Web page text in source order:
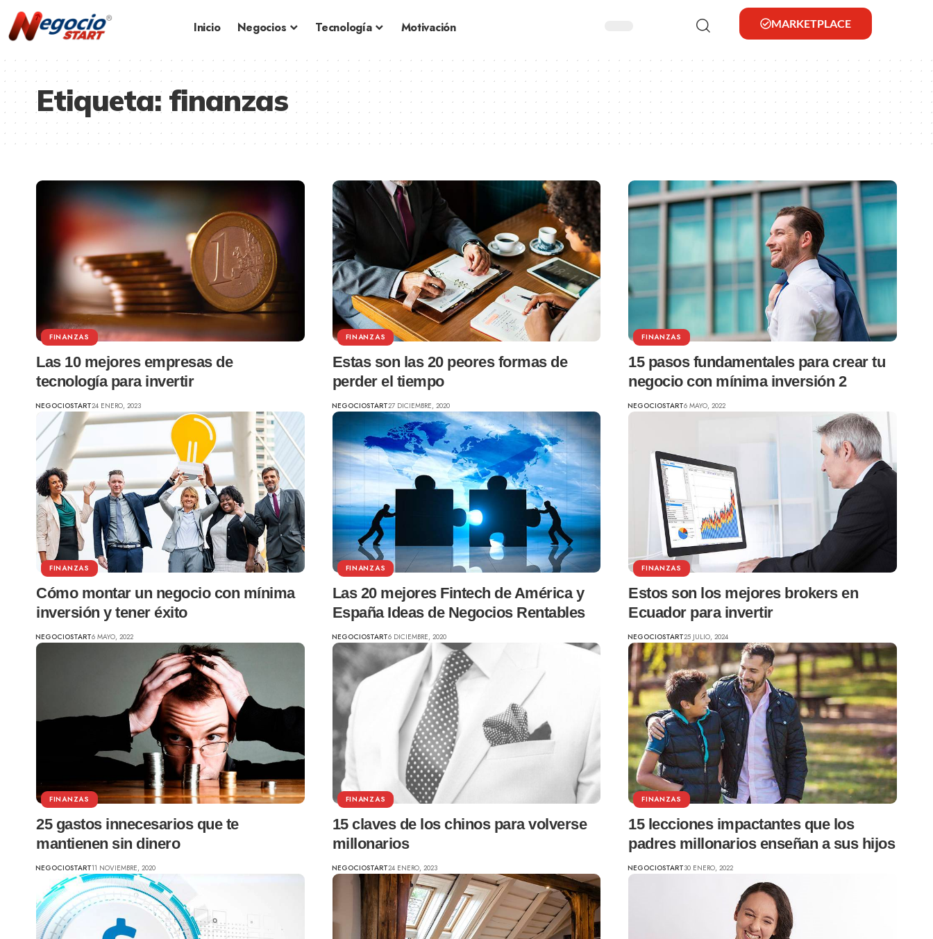
Inicio Negocios Tecnología Motivación MARKETPLACE
Etiqueta: finanzas
FINANZAS
Las 10 mejores empresas de
tecnología para invertir
NEGOCIOSTART24 ENERO, 2023
FINANZAS
Estas son las 20 peores formas de
perder el tiempo
NEGOCIOSTART27 DICIEMBRE, 2020
FINANZAS
15 pasos fundamentales para crear tu
negocio con mínima inversión 2
NEGOCIOSTART6 MAYO, 2022
FINANZAS
Cómo montar un negocio con mínima
inversión y tener éxito
NEGOCIOSTART6 MAYO, 2022
FINANZAS
Las 20 mejores Fintech de América y
España Ideas de Negocios Rentables
NEGOCIOSTART6 DICIEMBRE, 2020
FINANZAS
Estos son los mejores brokers en
Ecuador para invertir
NEGOCIOSTART25 JULIO, 2024
FINANZAS
25 gastos innecesarios que te
mantienen sin dinero
NEGOCIOSTART11 NOVIEMBRE, 2020
FINANZAS
15 claves de los chinos para volverse
millonarios
NEGOCIOSTART24 ENERO, 2023
FINANZAS
15 lecciones impactantes que los
padres millonarios enseñan a sus hijos
NEGOCIOSTART30 ENERO, 2022